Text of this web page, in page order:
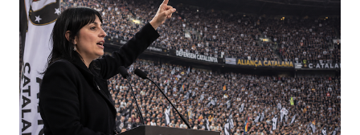
hombres, y si es respaldada por la ley natural?". Jean
Jacques escribió entonces el Discurso sobre el origen y los
fundamentos de la desigualdad entre los hombres , que le
convirtió enseguida en una celebrity en toda Europa. Para
Rousseau, la sociedad civil es una trampa perpetuada por
los poderosos sobre los débiles, de modo que puedan